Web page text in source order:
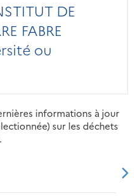
DE
FABRE
ou
informations à jour
sur les déchets